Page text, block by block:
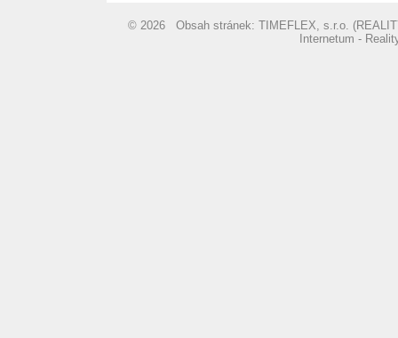
© 2026 Obsah stránek: TIMEFLEX, s.r.o.
Internetum -